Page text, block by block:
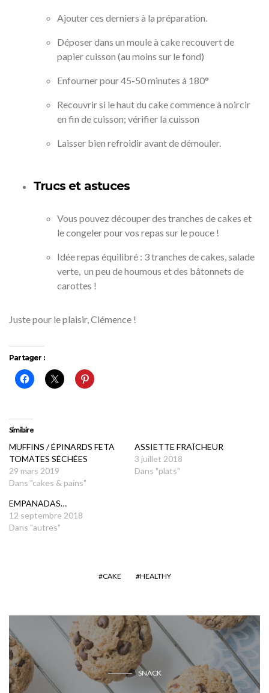
Ajouter ces derniers à la préparation.
Déposer dans un moule à cake recouvert de
papier cuisson (au moins sur le fond)
Enfourner pour 45-50 minutes à 180°
Recouvrir si le haut du cake commence à noircir
en fin de cuisson; vérifier la cuisson
Laisser bien refroidir avant de démouler.
Trucs et astuces
Vous pouvez découper des tranches de cakes et
le congeler pour vos repas sur le pouce !
Idée repas équilibré : 3 tranches de cakes, salade
verte, un peu de houmous et des bâtonnets de
carottes !
Juste pour le plaisir, Clémence !
Partager :
Similaire
MUFFINS / ÉPINARDS FETA
TOMATES SÉCHÉES
29 mars 2019
Dans "cakes & pains"
ASSIETTE FRAÎCHEUR
3 juillet 2018
Dans "plats"
EMPANADAS…
12 septembre 2018
Dans "autres"
CAKE HEALTHY
SNACK